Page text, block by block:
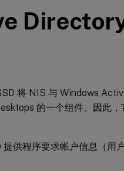
将 NIS 与 Windows
的一个组件。因此
供程序要求帐户信息（用